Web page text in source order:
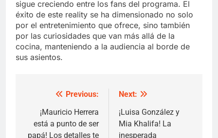
sigue creciendo entre los fans del programa. El
éxito de este reality se ha dimensionado no solo
por el entretenimiento que ofrece, sino también
por las curiosidades que van más allá de la
cocina, manteniendo a la audiencia al borde de
sus asientos.
navigation
Previous:
¡Mauricio Herrera
está a punto de ser
papá! Los detalles te
Next:
¡Luisa González y
Mia Khalifa! La
inesperada